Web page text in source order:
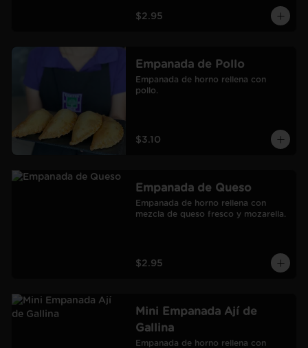
$2.95
Empanada de Pollo
Empanada de horno rellena con
pollo.
$3.10
Empanada de Queso
Empanada de horno rellena con
mezcla de queso fresco y mozarella.
$2.95
Mini Empanada Ají de
Gallina
Empanada de horno rellena con